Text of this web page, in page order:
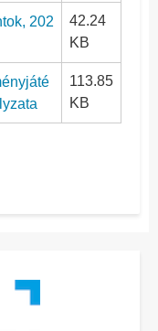
202
42.24
KB
113.85
KB